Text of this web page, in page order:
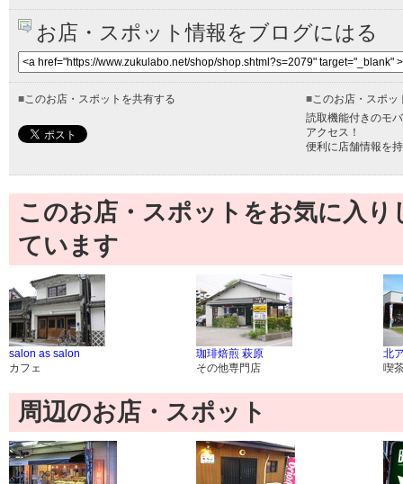
お店・スポット情報をブログにはる
■このお店・スポットを共有する ■このお店・スポッ
読取機能付きのモ
アクセス！
便利に店舗情報を
このお店・スポットをお気に入
ています
salon as salon
カフェ
珈琲焙煎 萩原
その他専門店
北
喫
周辺のお店・スポット